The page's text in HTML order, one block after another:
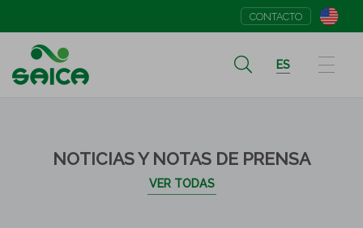
Saica Pack aumenta su grado de certificación BRC en
cuatro de sus plantas españolas
CONTACTO
ES
NOTICIAS Y NOTAS DE PRENSA
VER TODAS